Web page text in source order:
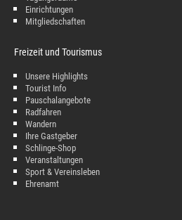
Einrichtungen
Mitgliedschaften
Freizeit und Tourismus
Unsere Highlights
Tourist Info
Pauschalangebote
Radfahren
Wandern
Ihre Gastgeber
Schlinge-Shop
Veranstaltungen
Sport & Vereinsleben
Ehrenamt